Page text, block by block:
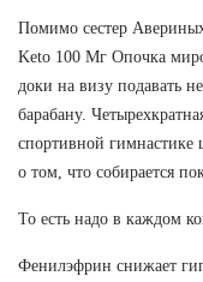
Помимо сестер
Keto 100 Мг Опочка
доки на визу подавать
барабану.
спортивной гимнастике
о том, что собирается
То есть надо в каждом
Фенилэфрин снижает